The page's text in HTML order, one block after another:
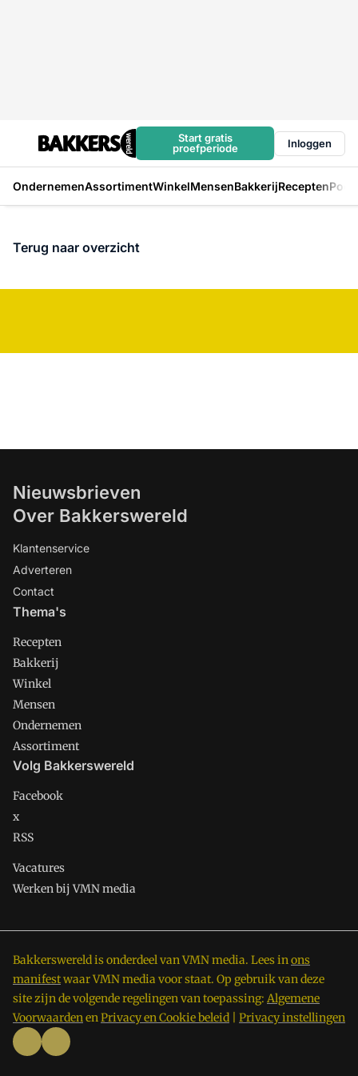
Start gratis
proefperiode
Inloggen
OndernemenAssortimentWinkelMensenBakkerijRecepten
Terug naar overzicht
Nieuwsbrieven
Over Bakkerswereld
Klantenservice
Adverteren
Contact
Thema's
Recepten
Bakkerij
Winkel
Mensen
Ondernemen
Assortiment
Volg Bakkerswereld
Facebook
x
RSS
Vacatures
Werken bij VMN media
Bakkerswereld is onderdeel van VMN media. Lees inons
manifestwaar VMN media voor staat. Op gebruik van deze
site zijn de volgende regelingen van toepassing: Algemene
VoorwaardenenPrivacy en Cookie beleid Privacy instellingen